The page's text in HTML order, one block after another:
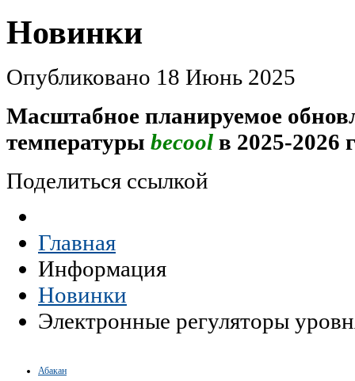
Новинки
Опубликовано 18 Июнь 2025
Масштабное планируемое
температуры becool в 2025-2026
Поделиться ссылкой
Главная
Информация
Новинки
Электронные регуляторы
Абакан